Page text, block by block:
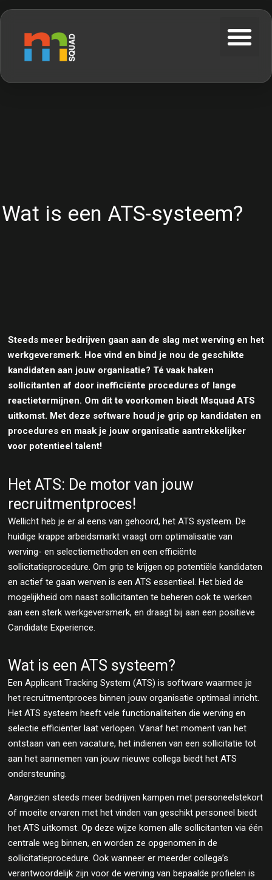
Wat is een ATS-systeem?
Steeds meer bedrijven gaan aan de slag met werving en het
werkgeversmerk. Hoe vind en bind je nou de geschikte
kandidaten aan jouw organisatie? Té vaak haken
sollicitanten af door inefficiënte procedures of lange
reactietermijnen. Om dit te voorkomen biedt Msquad ATS
uitkomst. Met deze software houd je grip op kandidaten en
procedures en maak je jouw organisatie aantrekkelijker
voor potentieel talent!
Het ATS: De motor van jouw
recruitmentproces!
Wellicht heb je er al eens van gehoord, het ATS systeem. De
huidige krappe arbeidsmarkt vraagt om optimalisatie van
werving- en selectiemethoden en een efficiënte
sollicitatieprocedure. Om grip te krijgen op potentiële kandidaten
en actief te gaan werven is een ATS essentieel. Het bied de
mogelijkheid om naast sollicitanten te beheren ook te werken
aan een sterk werkgeversmerk, en draagt bij aan een positieve
Candidate Experience.
Wat is een ATS systeem?
Een Applicant Tracking System (ATS) is software waarmee je
het recruitmentproces binnen jouw organisatie optimaal inricht.
Het ATS systeem heeft vele functionaliteiten die werving en
selectie efficiënter laat verlopen. Vanaf het moment van het
ontstaan van een vacature, het indienen van een sollicitatie tot
aan het aannemen van jouw nieuwe collega biedt het ATS
ondersteuning.
Aangezien steeds meer bedrijven kampen met personeelstekort
of moeite ervaren met het vinden van geschikt personeel biedt
het ATS uitkomst. Op deze wijze komen alle sollicitanten via één
centrale weg binnen, en worden ze opgenomen in de
sollicitatieprocedure. Ook wanneer er meerder collega’s
verantwoordelijk zijn voor de werving van bepaalde profielen is